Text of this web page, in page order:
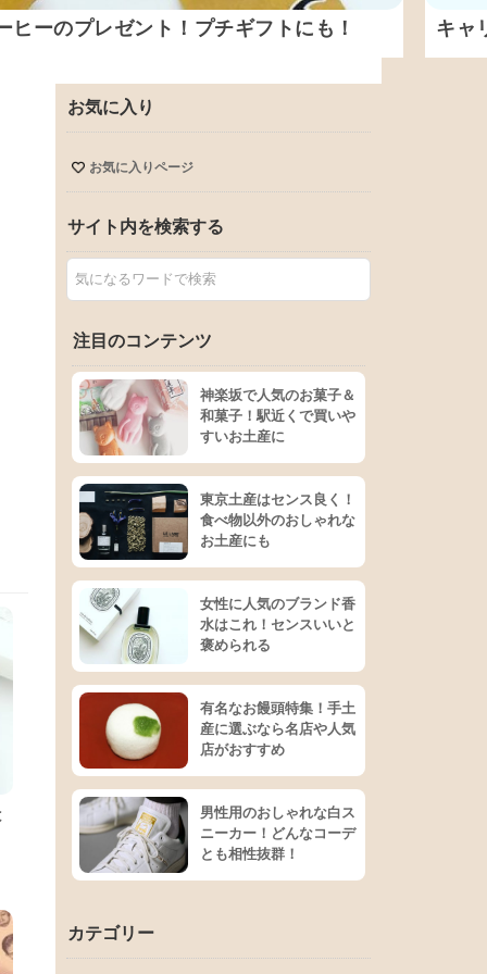
ヒーのプレゼント！プチギフトにも！ キャ
お気に入り
お気に入りページ
サイト内を検索する
注目のコンテンツ
神楽坂で人気のお菓子＆
和菓子！駅近くで買いや
すいお土産に
東京土産はセンス良く！
食べ物以外のおしゃれな
お土産にも
女性に人気のブランド香
水はこれ！センスいいと
褒められる
有名なお饅頭特集！手土
産に選ぶなら名店や人気
店がおすすめ
男性用のおしゃれな白ス
ニーカー！どんなコーデ
とも相性抜群！
カテゴリー